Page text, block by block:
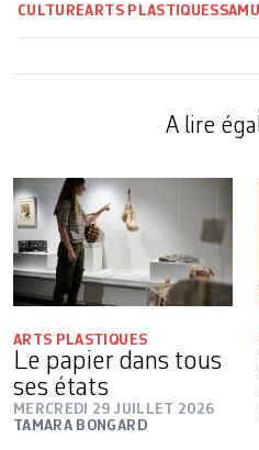
CULTUREARTS PLASTIQUES
A lire
ARTS PLASTIQUES
Le papier dans tous
ses états
MERCREDI 29 JUILLET 2026
TAMARA BONGARD